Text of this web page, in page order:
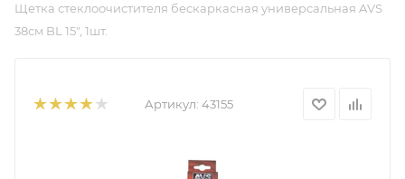
Щетка стеклоочистителя бескаркасная универсальная AVS
38см BL 15", 1шт.
Артикул: 43155